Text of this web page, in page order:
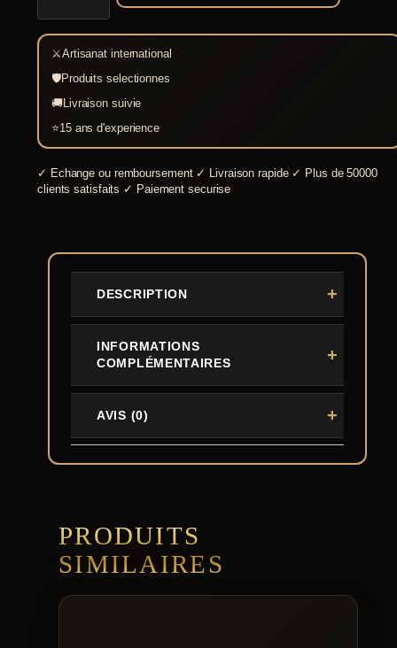
et
cuir⚔Artisanat international
🛡Produits selectionnes
🚚Livraison suivie
⭐15 ans d'experience
✓ Echange ou remboursement ✓ Livraison rapide ✓ Plus de 50000
clients satisfaits ✓ Paiement securise
DESCRIPTION
INFORMATIONS
COMPLÉMENTAIRES
AVIS (0)
PRODUITS
SIMILAIRES